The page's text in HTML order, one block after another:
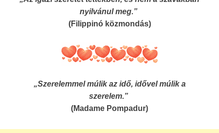
nyilvánul meg.”
(Filippinó közmondás)
„Szerelemmel múlik az idő, idővel múlik a
szerelem.”
(Madame Pompadur)